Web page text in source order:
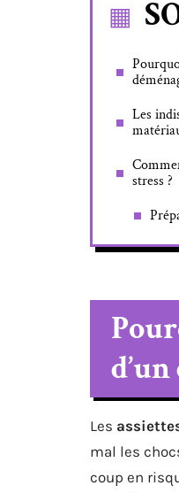
Les
stress ?
Les
mal les
coup en